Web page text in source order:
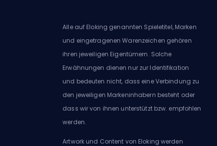
Alle auf Eloking genannten Spieletitel, Marken
und eingetragenen Warenzeichen gehören
ihren jeweiligen Eigentümern. Solche
Erwähnungen dienen nur zur Identifikation
und bedeuten nicht, dass eine Verbindung zu
den jeweiligen Markeninhabern besteht oder
dass wir von ihnen unterstützt bzw. empfohlen
werden.
Artwork und Content von Eloking werden